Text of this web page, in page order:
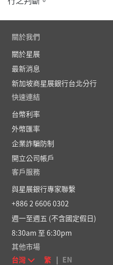
關於我們
關於星展
最新消息
新加坡商星展銀行台北分行
快速連結
台幣利率
外幣匯率
企業詐騙防制
開立公司帳戶
客戶服務
與星展銀行專家聯繫
+886 2 6606 0302
週一至週五 (不含國定假日)
8:30am 至 6:30pm
其他市場
台灣
繁 | EN